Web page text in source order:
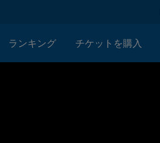
ランキング チケットを購入